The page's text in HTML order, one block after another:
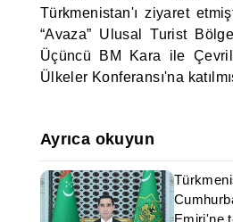
Türkmenistan'ı ziyaret
“Avaza” Ulusal Turist
Üçüncü BM Kara ile
Ülkeler Konferansı'na
Ayrıca okuyun
Emiri'ne